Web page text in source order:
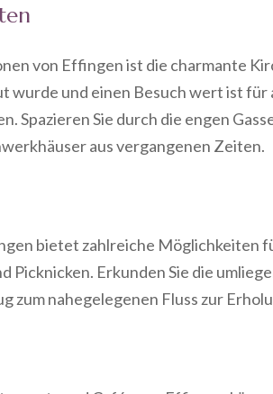
von Effingen ist die charmante
wurde und einen Besuch wert ist für
Spazieren Sie durch die engen
aus vergangenen Zeiten.
bietet zahlreiche Möglichkeiten
Picknicken. Erkunden Sie die
zum nahegelegenen Fluss zur